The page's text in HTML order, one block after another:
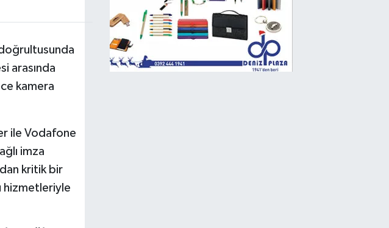
doğrultusunda
arasında
kamera
ile Vodafone
imza
kritik bir
hizmetleriyle